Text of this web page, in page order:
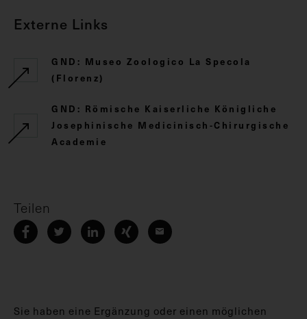
Externe Links
GND: Museo Zoologico La Specola
(Florenz)
GND: Römische Kaiserliche Königliche
Josephinische Medicinisch-Chirurgische
Academie
Teilen
Sie haben eine Ergänzung oder einen möglichen